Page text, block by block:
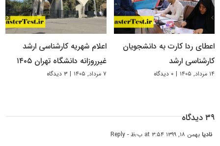
اعطای ردا کارت به دانشجویان
کارشناسی ارشد
۱۴ مرداد, ۱۴۰۵ | ۰ دیدگاه
اعلام شهریه کارشناسی ارشد
غیرروزانه دانشگاه تهران ۱۴۰۵
۷ مرداد, ۱۴۰۵ | ۳ دیدگاه
۳۹ دیدگاه
نادیابهمن ۱۸, ۱۳۹۹ at ۳:۵۴ ب٫ظ - Reply